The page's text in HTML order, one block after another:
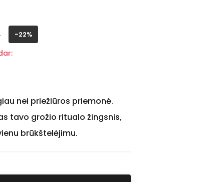
-22%
nei priežiūros priemonė.
tavo grožio ritualo žingsnis,
brūkštelėjimu.